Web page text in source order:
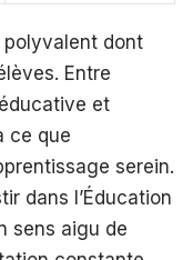
polyvalent dont
Entre
et
ce que
serein.
dans l’Éducation
sens aigu de